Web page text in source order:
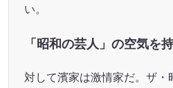
い。
「昭和の芸人」の空気を
対して濱家は激情家だ。ザ・